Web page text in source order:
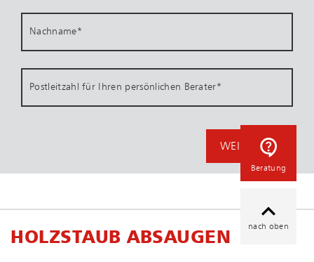
Nachname*
Postleitzahl für Ihren persönlichen Berater*
WEITER
HOLZSTAUB ABSAUGEN
Beratung
nach oben